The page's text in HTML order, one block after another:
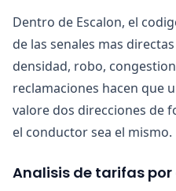
Dentro de Escalon, el
de las senales mas
densidad, robo,
reclamaciones hacen que
valore dos direcciones de
el conductor sea el mismo.
Analisis de tarifas